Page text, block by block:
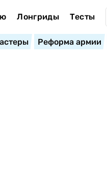
Лонгриды Тесты
Реформа армии